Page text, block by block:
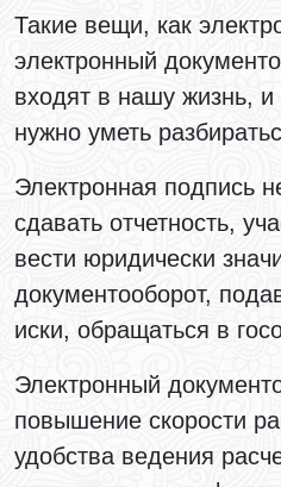
Такие вещи, как
электронный
входят в нашу жизнь,
нужно уметь
Электронная подпись
сдавать отчетность,
вести юридически
документооборот,
иски, обращаться в
Электронный
повышение скорости
удобства ведения